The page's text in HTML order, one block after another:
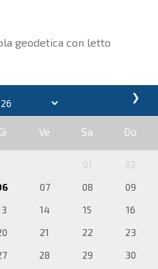
geodetica con letto
❯
Ve Sa Do
01
02
07 08
09
14 15
16
21 22
23
28 29
30